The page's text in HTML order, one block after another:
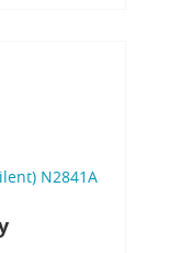
N2841A